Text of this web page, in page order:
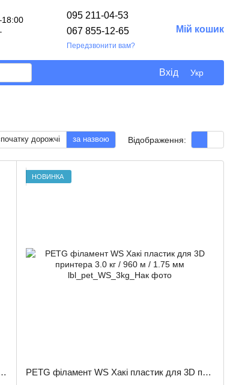
095 211-04-53
067 855-12-65
Передзвонити вам?
Мій кошик
Вхід Укр
дорожчі за назвою Відображення:
для 3D принтера 3.0 кг / 960 м / 1.75 мм
НОВИНКА
PETG філамент WS Хакі пластик для 3D принтера 3.0 кг / 960 м / 1.75 мм